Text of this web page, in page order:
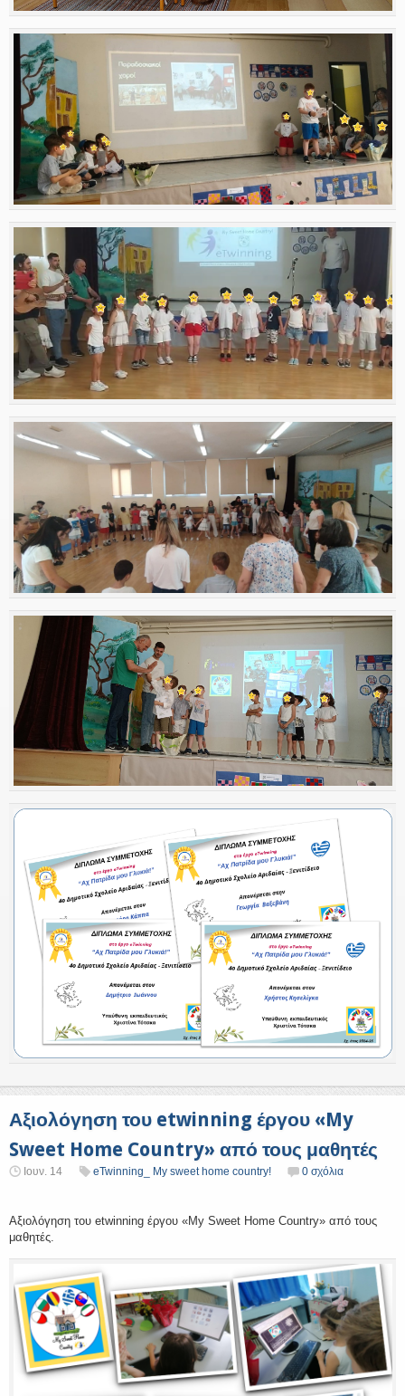
Αξιολόγηση του etwinning έργου «My
Sweet Home Country» από τους μαθητές
Ιουν. 14 eTwinning_ My sweet home country! 0 σχόλια
Αξιολόγηση του etwinning έργου «My Sweet Home Country» από τους
μαθητές.